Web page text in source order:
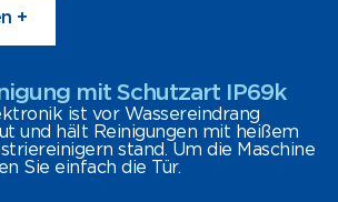
+
mit Schutzart IP69k
ist vor Wassereindrang
und hält Reinigungen mit heißem
stand. Um die Maschine
Sie einfach die Tür.